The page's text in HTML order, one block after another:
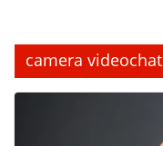
camera videochat